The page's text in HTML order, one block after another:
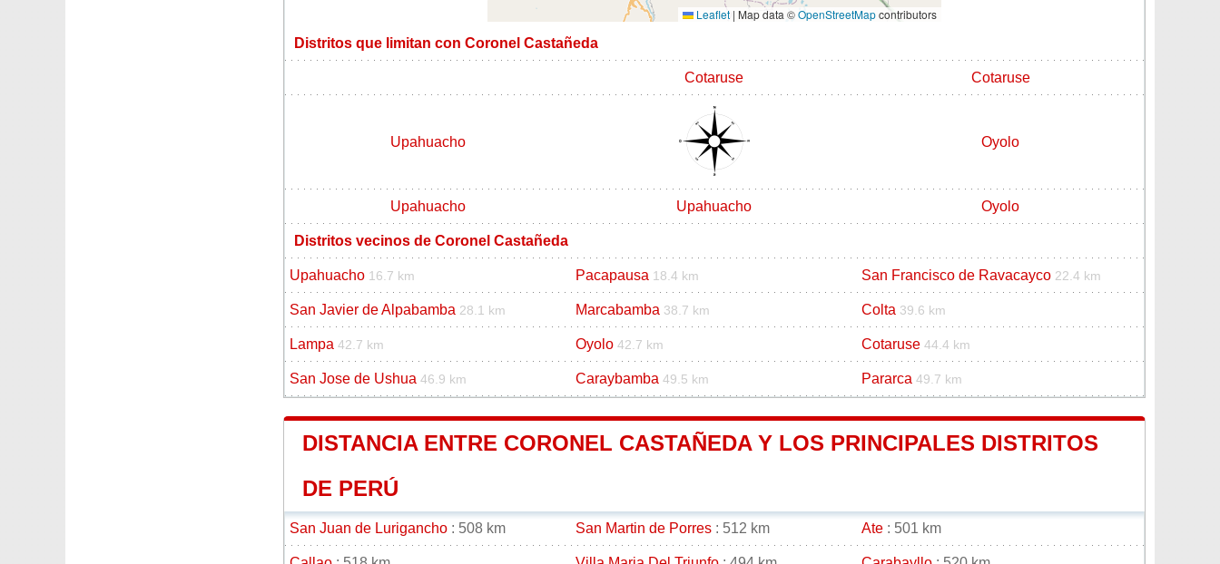
Leaflet | Map data ©OpenStreetMapcontributors
Distritos que limitan con Coronel Castañeda
Cotaruse Cotaruse
Upahuacho Oyolo
Upahuacho Upahuacho Oyolo
Distritos vecinos de Coronel Castañeda
Upahuacho 16.7 km Pacapausa 18.4 km San Francisco de Ravacayco 22.4 km
San Javier de Alpabamba 28.1 km Marcabamba 38.7 km Colta 39.6 km
Lampa 42.7 km Oyolo 42.7 km Cotaruse 44.4 km
San Jose de Ushua 46.9 km Caraybamba 49.5 km Pararca 49.7 km
DISTANCIA ENTRE CORONEL CASTAÑEDA Y LOS PRINCIPALES DISTRITOS
DE PERÚ
San Juan de Lurigancho : 508 km San Martin de Porres : 512 km Ate : 501 km